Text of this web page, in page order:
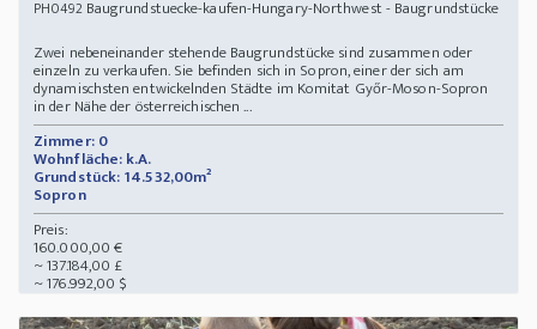
PH0492Baugrundstuecke-kaufen-Hungary-Northwest - Baugrundstücke
Zwei nebeneinander stehende Baugrundstücke sind zusammen oder
einzeln zu verkaufen. Sie befinden sich in Sopron, einer der sich am
dynamischsten entwickelnden Städte im Komitat Győr-Moson-Sopron
in der Nähe der österreichischen ...
Zimmer: 0
Wohnfläche: k.A.
Grundstück: 14.532,00m²
Sopron
Preis:
160.000,00 €
~ 137.184,00 £
~ 176.992,00 $